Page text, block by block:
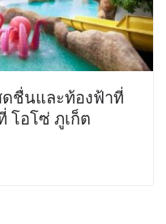
ชื่นและท้องฟ้าที่
โอโซ่ ภูเก็ต